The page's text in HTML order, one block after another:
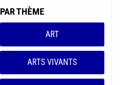
PAR THÈME
ART
ARTS VIVANTS